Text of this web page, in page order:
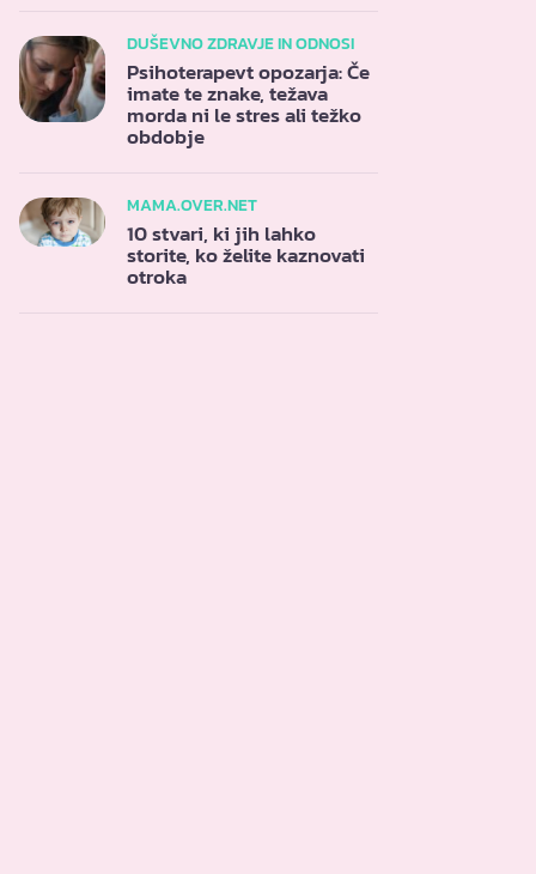
DUŠEVNO ZDRAVJE IN ODNOSI
Psihoterapevt opozarja: Če
imate te znake, težava
morda ni le stres ali težko
obdobje
MAMA.OVER.NET
10 stvari, ki jih lahko
storite, ko želite kaznovati
otroka